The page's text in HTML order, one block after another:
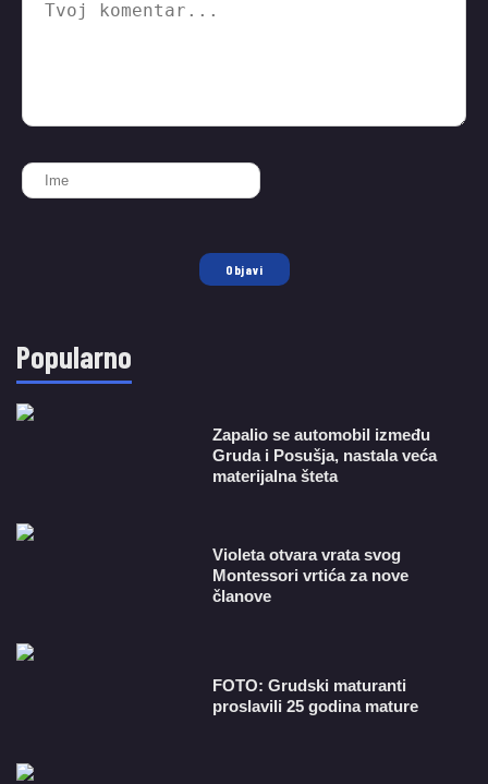
Objavi
Popularno
Zapalio se automobil između
Gruda i Posušja, nastala veća
materijalna šteta
Violeta otvara vrata svog
Montessori vrtića za nove
članove
FOTO: Grudski maturanti
proslavili 25 godina mature